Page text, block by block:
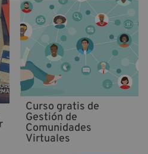
Curso gratis de
Gestión de
Comunidades
Virtuales